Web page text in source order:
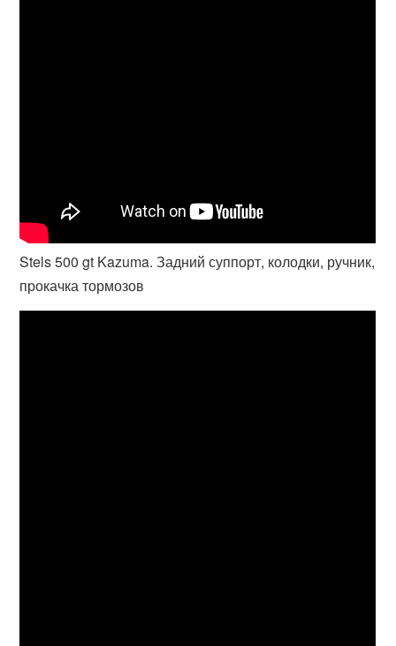
Stels 500 gt Kazuma. Задний суппорт, колодки, ручник,
прокачка тормозов